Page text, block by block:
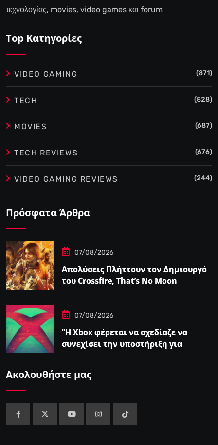
τεχνολογίας, movies, video games και forum
Top Κατηγορίες
VIDEO GAMING (871)
TECH (828)
MOVIES (687)
TECH REVIEWS (676)
VIDEO GAMING REVIEWS (244)
Πρόσφατα Άρθρα
07/08/2026
Απολύσεις Πλήττουν τον Δημιουργό
του Crossfire, That’s No Moon
07/08/2026
“Η Xbox φέρεται να σχεδίαζε να
συνεχίσει την υποστήριξη για
Ακολουθήστε μας